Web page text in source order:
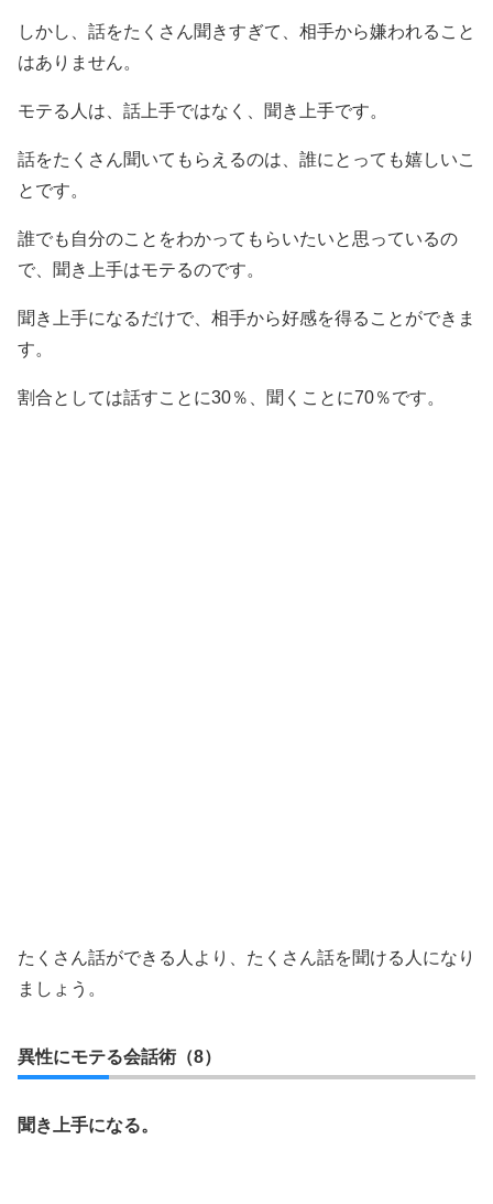
しかし、話をたくさん聞きすぎて、相手から嫌われること
はありません。
モテる人は、話上手ではなく、聞き上手です。
話をたくさん聞いてもらえるのは、誰にとっても嬉しいこ
とです。
誰でも自分のことをわかってもらいたいと思っているの
で、聞き上手はモテるのです。
聞き上手になるだけで、相手から好感を得ることができま
す。
割合としては話すことに30％、聞くことに70％です。
たくさん話ができる人より、たくさん話を聞ける人になり
ましょう。
異性にモテる会話術（8）
聞き上手になる。